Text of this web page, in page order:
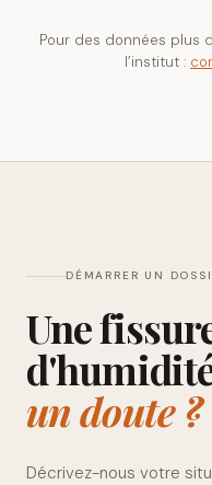
Pour des données plus
l’institut :
DÉMARRER UN
Une
un doute ?
Décrivez-nous votre